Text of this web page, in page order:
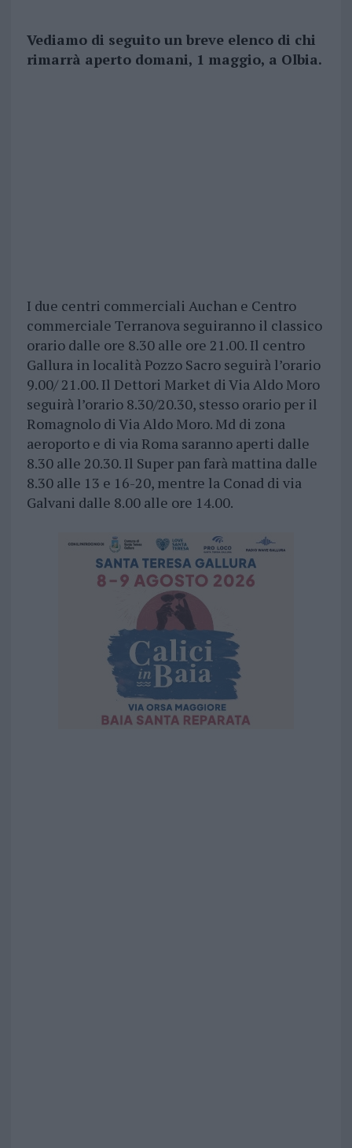
Vediamo di seguito un breve elenco di chi
rimarrà aperto domani, 1 maggio, a Olbia.
I due centri commerciali Auchan e Centro
commerciale Terranova seguiranno il classico
orario dalle ore 8.30 alle ore 21.00. Il centro
Gallura in località Pozzo Sacro seguirà l’orario
9.00/ 21.00. Il Dettori Market di Via Aldo Moro
seguirà l’orario 8.30/20.30, stesso orario per il
Romagnolo di Via Aldo Moro. Md di zona
aeroporto e di via Roma saranno aperti dalle
8.30 alle 20.30. Il Super pan farà mattina dalle
8.30 alle 13 e 16-20, mentre la Conad di via
Galvani dalle 8.00 alle ore 14.00.